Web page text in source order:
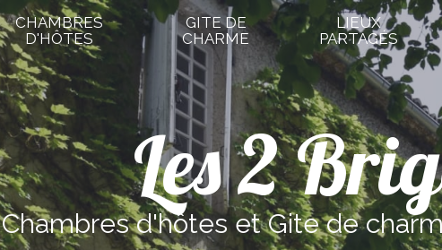
CHAMBRES
D'HÔTES
GITE DE
CHARME
LIEUX
PARTAGÉS
Les 2
Chambres d'hôtes et Gite de